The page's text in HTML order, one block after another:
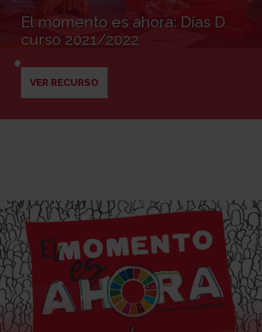
El momento es ahora: Días D
curso 2021/2022
VER RECURSO